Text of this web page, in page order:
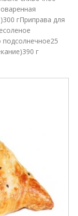
гПриправа для
подсолнечное25
г